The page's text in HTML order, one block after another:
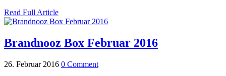
Read Full Article
Brandnooz Box Februar 2016
26. Februar 2016 0 Comment